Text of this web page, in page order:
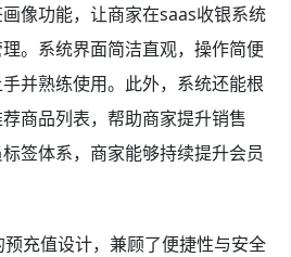
像功能，让商家在saas收银系统
。系统界面简洁直观，操作简便
并熟练使用。此外，系统还能根
商品列表，帮助商家提升销售
签体系，商家能够持续提升会员
充值设计，兼顾了便捷性与安全